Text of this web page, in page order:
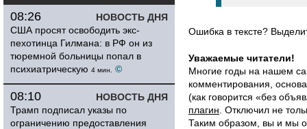
НОВОСТЬ ДНЯ
08:26
США просят освободить экс-
пехотинца Гилмана: в РФ он из
тюремной больницы попал в
психиатрическую 4 мин. ©
НОВОСТЬ ДНЯ
08:10
Трамп подписал указы по
ограничению предоставления
Ошибка в тексте?
Уважаемые читатели!
Многие годы на нашем
комментирования,
(как говорится «без
плагин . Отключил не
Таким образом, вы и мы